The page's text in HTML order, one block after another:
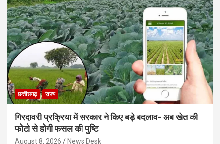
छत्तीसगढ़ राज्य
गिरदावरी प्रक्रिया में सरकार ने किए बड़े बदलाव- अब खेत की
फोटो से होगी फसल की पुष्टि
August 8, 2026 News Desk